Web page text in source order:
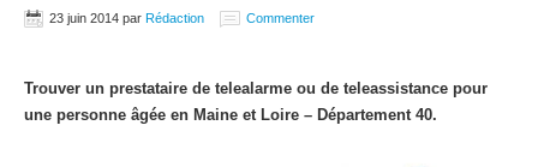
23 juin 2014 par Rédaction Commenter
Trouver un prestataire de telealarme ou de teleassistance pour
une personne âgée en Maine et Loire – Département 40.